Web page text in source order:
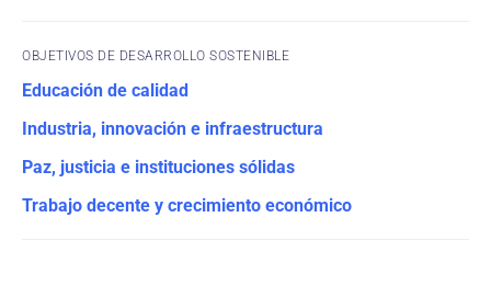
OBJETIVOS DE DESARROLLO SOSTENIBLE
Educación de calidad
Industria, innovación e infraestructura
Paz, justicia e instituciones sólidas
Trabajo decente y crecimiento económico